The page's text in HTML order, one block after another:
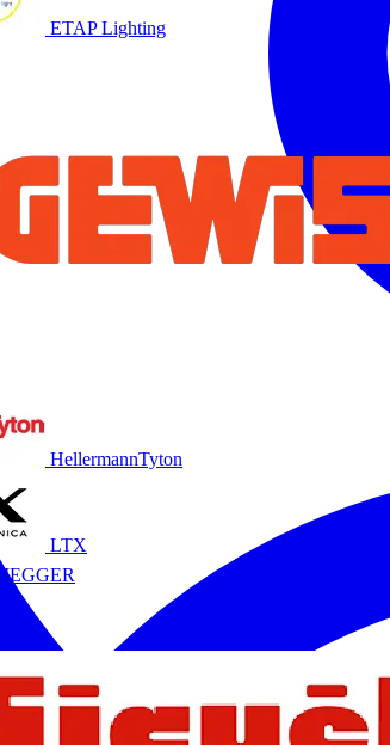
ETAP Lighting
HellermannTyton
LTX
MEGGER